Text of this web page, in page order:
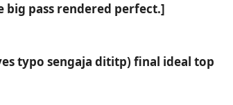
big pass rendered perfect.]
typo sengaja dititp) final ideal top